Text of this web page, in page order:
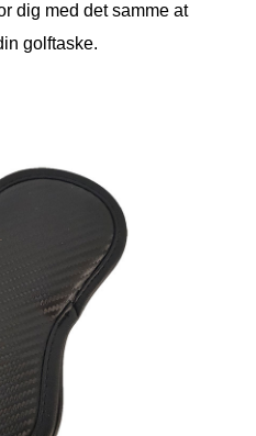
dig med det samme at
golftaske.